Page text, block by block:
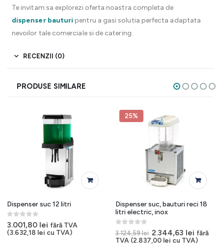
Te invitam sa explorezi oferta noastra completa de
dispenser bauturi pentru a gasi solutia perfecta adaptata
nevoilor tale comerciale si de catering.
RECENZII (0)
PRODUSE SIMILARE
Dispenser suc 12 litri
0out of 5
3.001,80 lei fără TVA
(3.632,18 lei cu TVA)
25%
Dispenser suc, bauturi reci 18
litri electric, inox
0 out of 5
3.124,59lei Prețul
inițial
a
2.344,63 lei Prețul
curent
fără
TVA (2.837,00 lei cu TVA)